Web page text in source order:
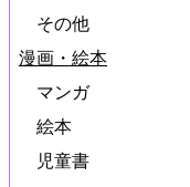
その他
漫画・絵本
マンガ
絵本
児童書